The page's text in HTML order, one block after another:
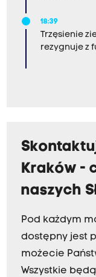
18:39
Trzęsienie
rezygnuje z
Kraków -
naszych
Pod każdym
dostępny jest
możecie
Wszystkie